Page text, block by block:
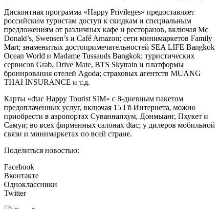
Дисконтная программа «Happy Privileges» предоставляет
российским туристам доступ к скидкам и специальным
предложениям от различных кафе и ресторанов, включая Mc
Donald’s, Swensen’s и Café Amazon; сети минимаркетов Family
Mart; знаменитых достопримечательностей SEA LIFE Bangkok
Ocean World и Madame Tussauds Bangkok; туристических
сервисов Grab, Drive Mate, BTS Skytrain и платформы
бронирования отелей Agoda; страховых агентств MUANG
THAI INSURANCE и т.д.
Карты «dtac Happy Tourist SIM» с 8-дневным пакетом
предоплаченных услуг, включая 15 Гб Интернета, можно
приобрести в аэропортах Суваннапхум, Донмыанг, Пхукет и
Самуи; во всех фирменных салонах dtac; у дилеров мобильной
связи и минимаркетах по всей стране.
Поделиться новостью:
Facebook
Вконтакте
Одноклассники
Twitter